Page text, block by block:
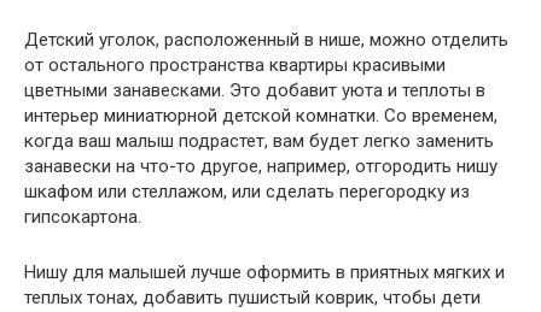
Детский уголок, расположенный в нише, можно отделить
от остального пространства квартиры красивыми
цветными занавесками. Это добавит уюта и теплоты в
интерьер миниатюрной детской комнатки. Со временем,
когда ваш малыш подрастет, вам будет легко заменить
занавески на что-то другое, например, отгородить нишу
шкафом или стеллажом, или сделать перегородку из
гипсокартона.
Нишу для малышей лучше оформить в приятных мягких и
теплых тонах, добавить пушистый коврик, чтобы дети